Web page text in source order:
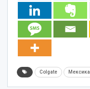
Colgate Мексика